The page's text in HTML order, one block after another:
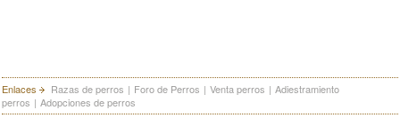
Enlaces Razas de perros | Foro de Perros | Venta perros | Adiestramiento
perros | Adopciones de perros